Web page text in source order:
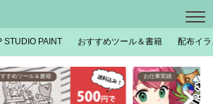
STUDIO PAINT おすすめツール＆書籍 配布イ
すめツール＆書籍 お仕事実績